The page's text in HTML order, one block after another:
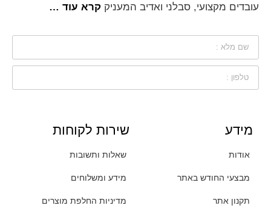
עובדים מקצועי, סבלני ואדיב המעניק קרא עוד …
מידע
אודות
מבצעי החודש באתר
תקנון אתר
שירות לקוחות
שאלות ותשובות
מידע ומשלוחים
מדיניות החלפת מוצרים